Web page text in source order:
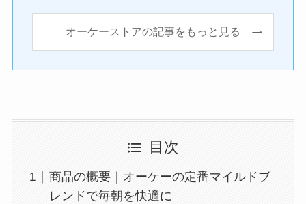
オーケーストアの記事をもっと見る
目次
商品の概要｜オーケーの定番マイルドブ
レンドで毎朝を快適に